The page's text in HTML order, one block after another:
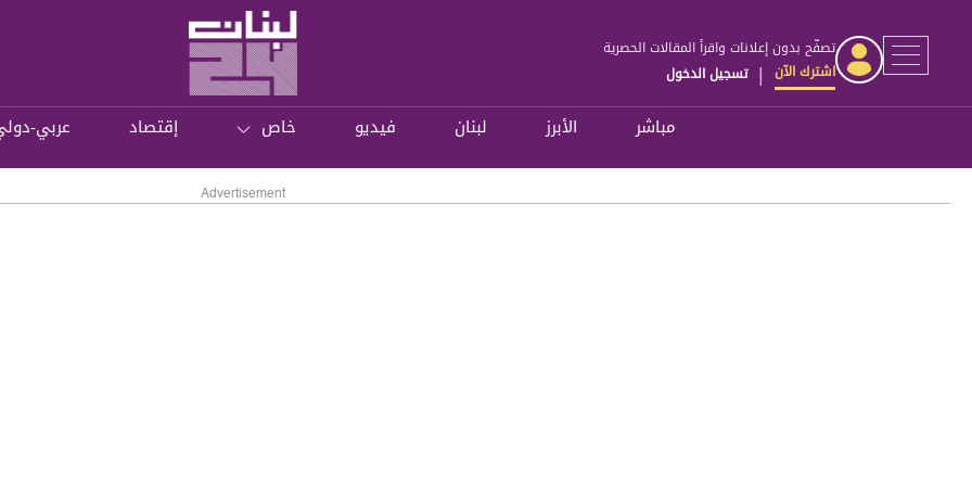
تصفّح بدون إعلانات واقرأ المقالات الحصرية
اشترك الآن | تسجيل الدخول
مباشر الأبرز لبنان فيديو خاص إقتصاد عربي-
Advertisement